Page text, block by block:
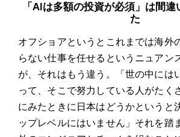
「AIは多額の投資が必須」は間違
た
オフショアというとこれまでは海外
らない仕事を任せるというニュアン
が、それはもう違う。「世の中には
って、そこで努力している人がたく
にみたときに日本はどうかというと
ップレベルにはいません」それを踏